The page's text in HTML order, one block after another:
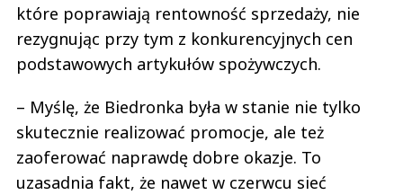
które poprawiają rentowność sprzedaży, nie
rezygnując przy tym z konkurencyjnych cen
podstawowych artykułów spożywczych.
– Myślę, że Biedronka była w stanie nie tylko
skutecznie realizować promocje, ale też
zaoferować naprawdę dobre okazje. To
uzasadnia fakt, że nawet w czerwcu sieć